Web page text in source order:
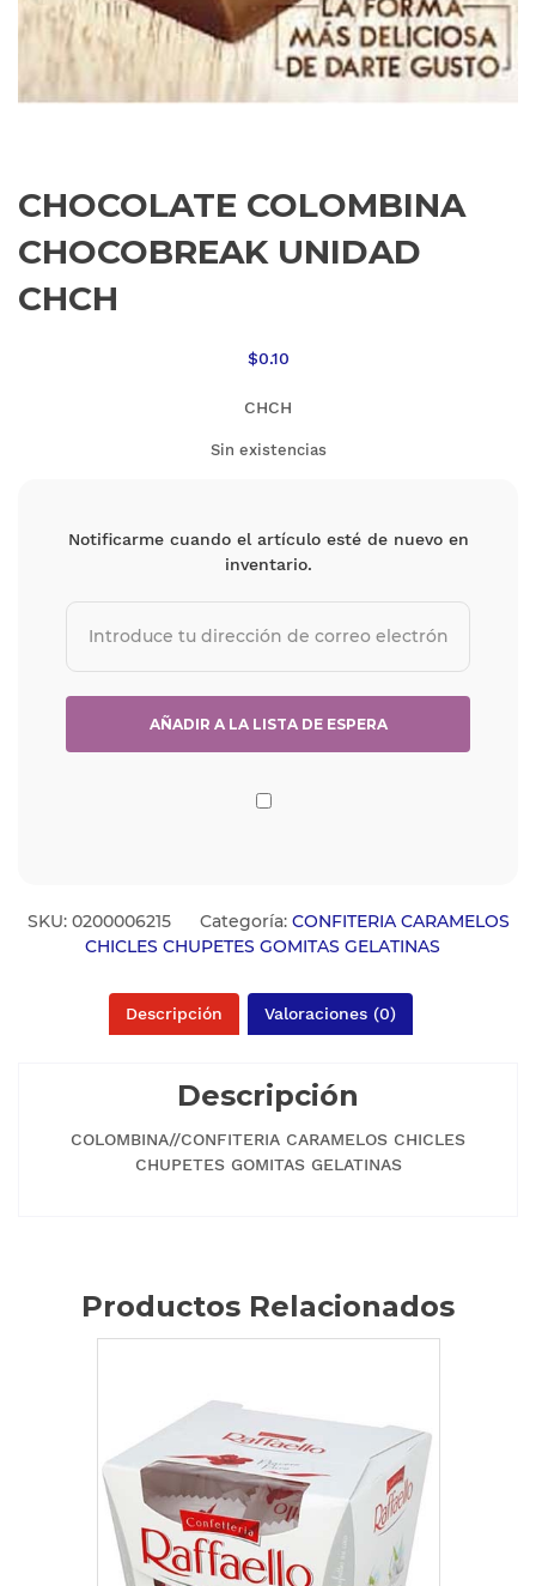
CHOCOLATE COLOMBINA
CHOCOBREAK UNIDAD
CHCH
$0.10
CHCH
Sin existencias
Notificarme cuando el artículo esté de nuevo en
inventario.
SKU: 0200006215 Categoría: CONFITERIA CARAMELOS
CHICLES CHUPETES GOMITAS GELATINAS
Descripción Valoraciones (0)
Descripción
COLOMBINA//CONFITERIA CARAMELOS CHICLES
CHUPETES GOMITAS GELATINAS
Productos Relacionados